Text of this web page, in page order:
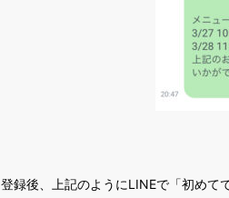
登録後、上記のようにLINEで「初めて